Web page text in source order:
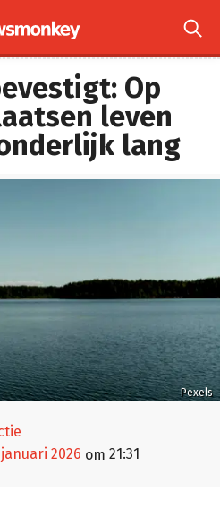

Op
leven
lang
Pexels
januari 2026 om 21:31